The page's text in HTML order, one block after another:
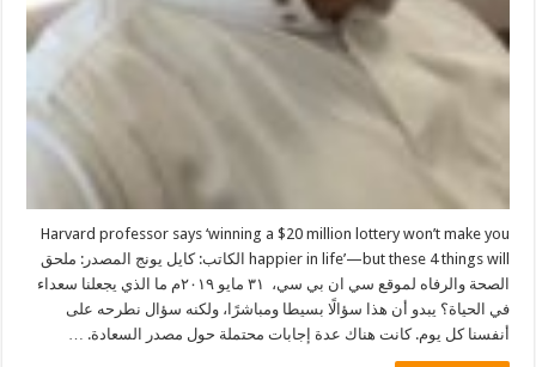
Harvard professor says ‘winning a $20 million lottery won’t make you
happier in life’—but these 4 things will الكاتب: كايل يونج المصدر: ملحق
الصحة والرفاه لموقع سي ان بي سي، ٣١ مايو ٢٠١٩م ما الذي يجعلنا سعداء
في الحياة؟ يبدو أن هذا سؤالًا بسيطا ومباشرًا، ولكنه سؤال نطرحه على
أنفسنا كل يوم. كانت هناك عدة إجابات محتملة حول مصدر السعادة. …